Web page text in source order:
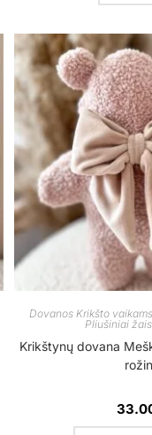
Dovanos Krikšto vaikams
Pliušiniai
Krikštynų dovana